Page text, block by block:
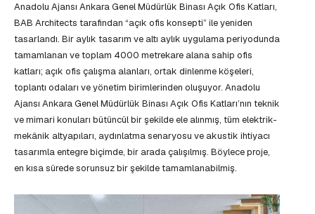
Anadolu Ajansı Ankara Genel Müdürlük Binası Açık Ofis Katları,
BAB Architects tarafından “açık ofis konsepti” ile yeniden
tasarlandı. Bir aylık tasarım ve altı aylık uygulama periyodunda
tamamlanan ve toplam 4000 metrekare alana sahip ofis
katları; açık ofis çalışma alanları, ortak dinlenme köşeleri,
toplantı odaları ve yönetim birimlerinden oluşuyor. Anadolu
Ajansı Ankara Genel Müdürlük Binası Açık Ofis Katları’nın teknik
ve mimari konuları bütüncül bir şekilde ele alınmış, tüm elektrik-
mekânik altyapıları, aydınlatma senaryosu ve akustik ihtiyacı
tasarımla entegre biçimde, bir arada çalışılmış. Böylece proje,
en kısa sürede sorunsuz bir şekilde tamamlanabilmiş.